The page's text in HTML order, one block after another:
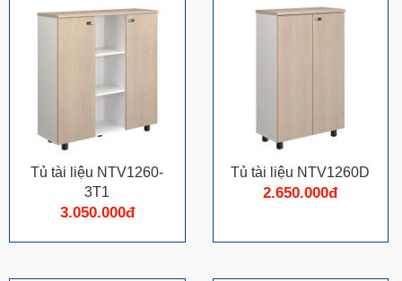
Tủ tài liệu NTV1260-
3T1
3.050.000đ
Tủ tài liệu NTV1260D
2.650.000đ